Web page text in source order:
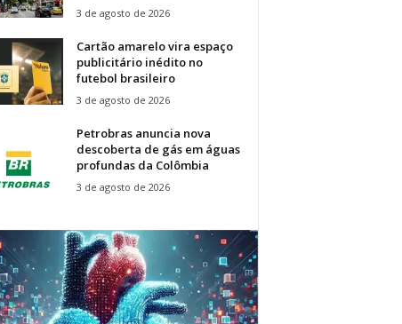
3 de agosto de 2026
Cartão amarelo vira espaço
publicitário inédito no
futebol brasileiro
3 de agosto de 2026
Petrobras anuncia nova
descoberta de gás em águas
profundas da Colômbia
3 de agosto de 2026